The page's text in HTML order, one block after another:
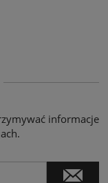
informacje